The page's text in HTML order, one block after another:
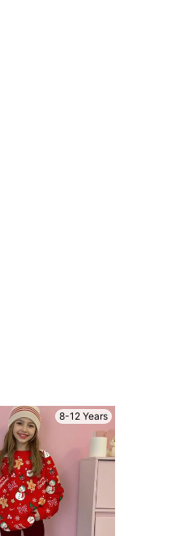
8-12 Years